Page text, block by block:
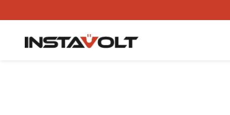
Ver outra localização